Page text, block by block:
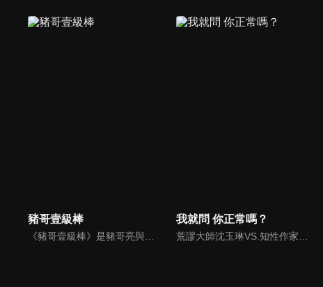
豬哥壹級棒
《豬哥壹級棒》是豬哥亮與苗可麗主持的大型綜藝節目，看秀場天王豬哥亮獨特的豬式詼諧，增添了真性情、真感動，來賓分享自身感人故事，節目笑中帶淚猶如一場真情三溫暖。
我就問 你正常嗎？
荒謬大師沈玉琳VS.知性作家​​于美人，首次聯手主持！雙方展現犀利又幽默的獨特主持風格引爆辛辣話題！